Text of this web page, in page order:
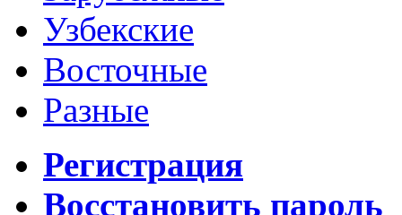
Узбекские
Восточные
Разные
Регистрация
Восстановить пароль